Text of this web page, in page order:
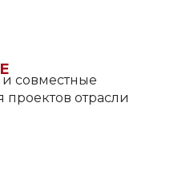
и совместные
отрасли